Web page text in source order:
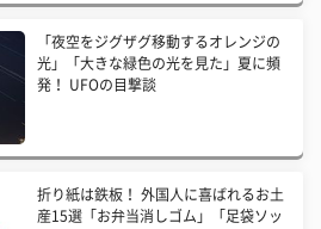
「夜空をジグザグ移動するオレンジの
光」「大きな緑色の光を見た」夏に頻
発！ UFOの目撃談
折り紙は鉄板！ 外国人に喜ばれるお土
産15選「お弁当消しゴム」「足袋ソッ